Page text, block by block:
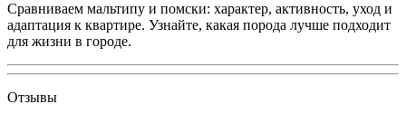
Сравниваем мальтипу и помски: характер, активность, уход и
адаптация к квартире. Узнайте, какая порода лучше подходит
для жизни в городе.
Отзывы